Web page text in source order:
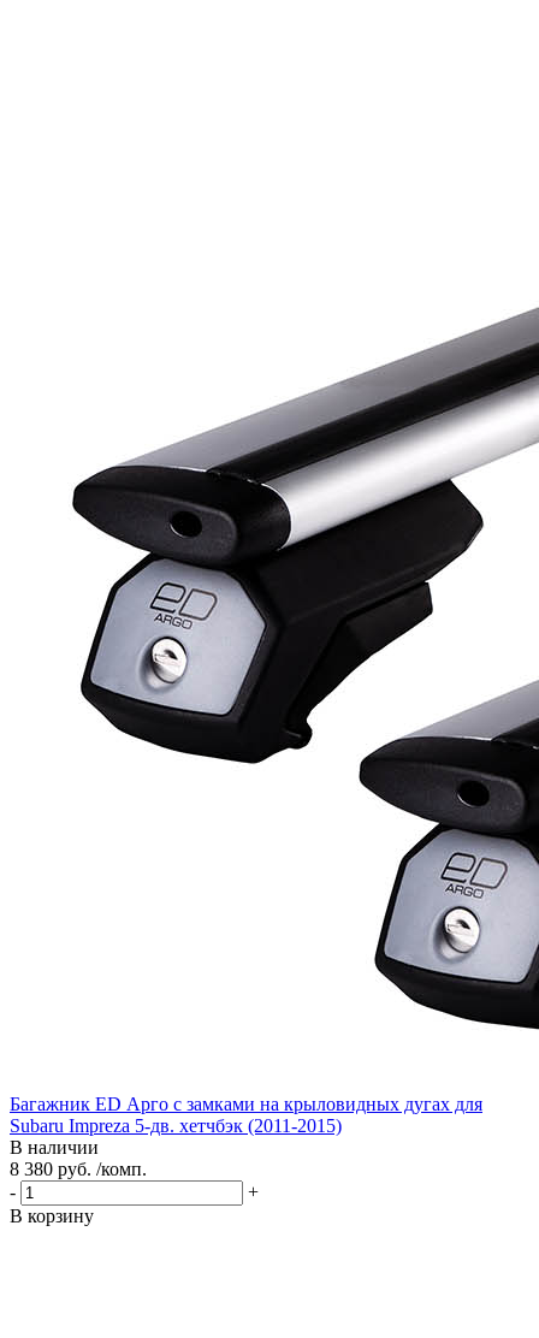
Багажник ED Арго с замками на крыловидных дугах для
Subaru Impreza 5-дв. хетчбэк (2011-2015)
В наличии
8 380 руб. /комп.
-
+
В корзину